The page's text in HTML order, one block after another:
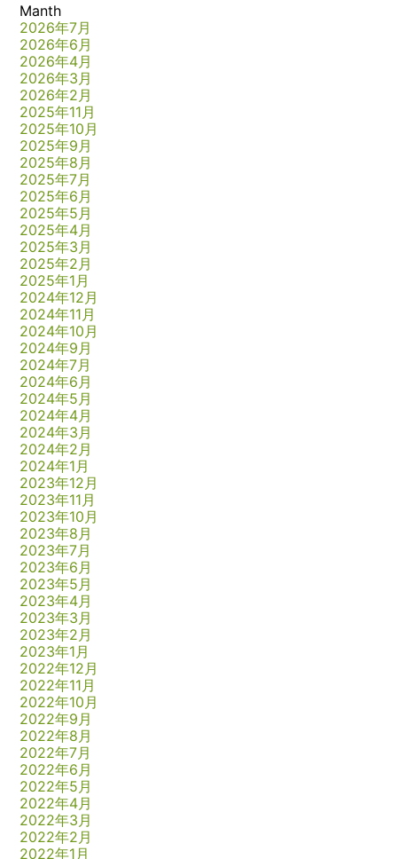
Manth
2026年7月
2026年6月
2026年4月
2026年3月
2026年2月
2025年11月
2025年10月
2025年9月
2025年8月
2025年7月
2025年6月
2025年5月
2025年4月
2025年3月
2025年2月
2025年1月
2024年12月
2024年11月
2024年10月
2024年9月
2024年7月
2024年6月
2024年5月
2024年4月
2024年3月
2024年2月
2024年1月
2023年12月
2023年11月
2023年10月
2023年8月
2023年7月
2023年6月
2023年5月
2023年4月
2023年3月
2023年2月
2023年1月
2022年12月
2022年11月
2022年10月
2022年9月
2022年8月
2022年7月
2022年6月
2022年5月
2022年4月
2022年3月
2022年2月
2022年1月